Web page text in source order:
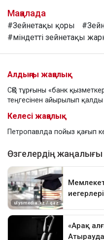
Мақалада
#Зейнетақы қоры
#міндетті зейнетақы
Алдыңғы жаңалық
СҚО тұрғыны «банк
теңгесінен айырылып қалды
Келесі жаңалық
Петропавлда пойыз қағып